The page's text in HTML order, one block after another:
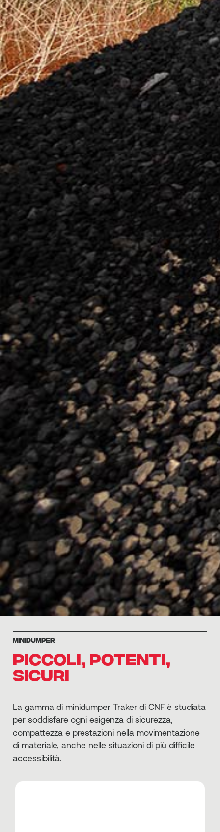
MINIDUMPER
PICCOLI, POTENTI,
SICURI
La gamma di minidumper Traker di CNF è studiata
per soddisfare ogni esigenza di sicurezza,
compattezza e prestazioni nella movimentazione
di materiale, anche nelle situazioni di più difficile
accessibilità.